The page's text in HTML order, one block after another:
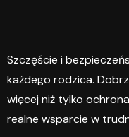
Szczęście i
każdego rodzica.
więcej niż tylko
realne wsparcie w